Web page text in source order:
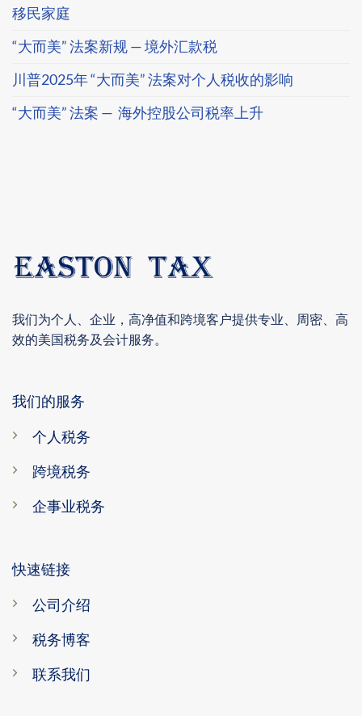
移民家庭
“大而美” 法案新规 — 境外汇款税
川普2025年 “大而美” 法案对个人税收的影响
“大而美” 法案 — 海外控股公司税率上升
我们为个人、企业，高净值和跨境客户提供专业、周密、高
效的美国税务及会计服务。
我们的服务
个人税务
跨境税务
企事业税务
快速链接
公司介绍
税务博客
联系我们